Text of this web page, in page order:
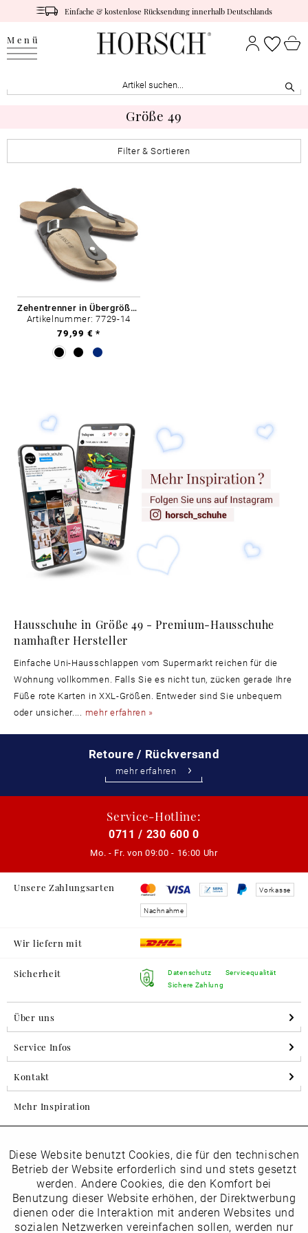
Einfache & kostenlose Rücksendung innerhalb Deutschlands
Menü
Größe 49
Filter & Sortieren
Zehentrenner in Übergrößen
Artikelnummer: 7729-14
79,99 € *
Hausschuhe in Größe 49 - Premium-Hausschuhe
namhafter Hersteller
Einfache Uni-Hausschlappen vom Supermarkt reichen für die
Wohnung vollkommen. Falls Sie es nicht tun, zücken gerade Ihre
Füße rote Karten in XXL-Größen. Entweder sind Sie unbequem
oder unsicher.... mehr erfahren »
Retoure / Rückversand
mehr erfahren
Service-Hotline:
0711 / 230 600 0
Mo. - Fr. von 09:00 - 16:00 Uhr
Unsere Zahlungsarten Vorkasse
Nachnahme
Wir liefern mit
Sicherheit
Datenschutz
Sichere Zahlung
Servicequalität
Über uns
Service Infos
Kontakt
Mehr Inspiration
Folgen Sie uns auf Instagram
horsch_schuhe
Newsletter
Funktionale Aktiv
Marketing Inaktiv
Diese Website benutzt Cookies, die für den technischen
Betrieb der Website erforderlich sind und stets gesetzt
werden. Andere Cookies, die den Komfort bei
Benutzung dieser Website erhöhen, der Direktwerbung
dienen oder die Interaktion mit anderen Websites und
sozialen Netzwerken vereinfachen sollen, werden nur